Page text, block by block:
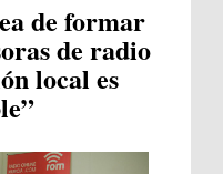
de formar
de radio
local es